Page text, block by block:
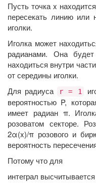
Пусть точка x
пересекать линию или
иголки.
Иголка может
радианами. Она
находиться внутри
от середины иголки.
Для радиуса
r = 1
вероятностью P,
имеет радиан π.
розоватом секторе.
2α(x)/π розового и
вероятность
Потому что для
интеграл высчитывается